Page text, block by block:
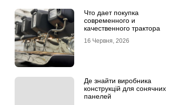
Что дает покупка
современного и
качественного трактора
16 Червня, 2026
Де знайти виробника
конструкцій для сонячних
панелей